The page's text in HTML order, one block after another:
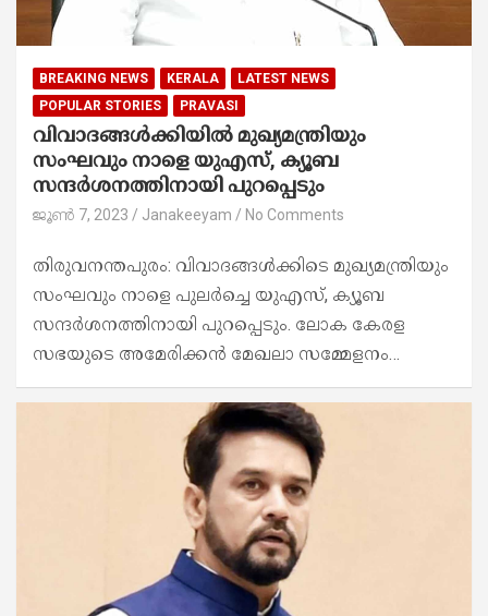
BREAKING NEWS KERALA
LATEST NEWS
POPULAR STORIES
PRAVASI
വിവാദങ്ങൾക്കിയിൽ മുഖ്യമന്ത്രിയും
സംഘവും നാളെ യുഎസ്, ക്യൂബ
സന്ദർശനത്തിനായി പുറപ്പെടും
ജൂൺ 7, 2023 Janakeeyam No Comments
തിരുവനന്തപുരം: വിവാദങ്ങൾക്കിടെ മുഖ്യമന്ത്രിയും
സംഘവും നാളെ പുലർച്ചെ യുഎസ്, ക്യൂബ
സന്ദർശനത്തിനായി പുറപ്പെടും. ലോക കേരള
സഭയുടെ അമേരിക്കൻ മേഖലാ സമ്മേളനം…